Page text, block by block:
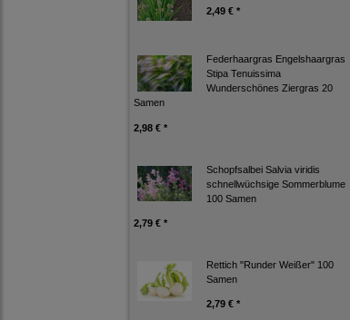
2,49 € *
Federhaargras Engelshaargras
Stipa Tenuissima
Wunderschönes Ziergras 20
Samen
2,98 € *
Schopfsalbei Salvia viridis
schnellwüchsige Sommerblume
100 Samen
2,79 € *
Rettich "Runder Weißer" 100
Samen
2,79 € *